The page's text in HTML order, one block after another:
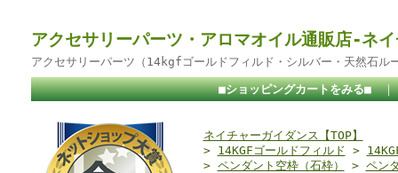
アクセサリーパーツ・アロマオイル通販店-ネ
アクセサリーパーツ（14kgfゴールドフィルド・シルバー・天然石ル
■ショッピングカートをみる■
ネイチャーガイダンス【TOP】
> 14KGFゴールドフィルド >
> ペンダント空枠（石枠） > ペン